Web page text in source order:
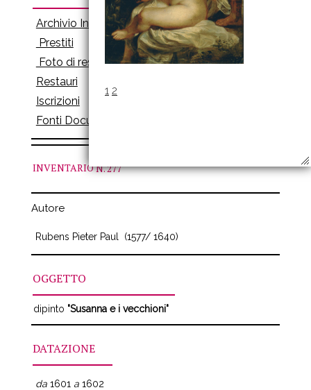
Archivio Inventari
Prestiti
Foto di restauro
Restauri
Iscrizioni
Fonti Documenti
INVENTARION. 277
Autore
Rubens Pieter Paul (1577/ 1640)
OGGETTO
dipinto "Susanna e i vecchioni"
DATAZIONE
da1601 a1602
1 2